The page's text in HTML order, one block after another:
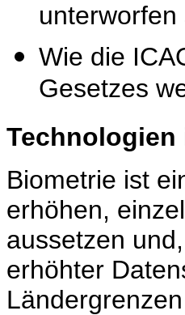
Wie die
Gesetzes
Biometrie ist
erhöhen,
aussetzen
erhöhter